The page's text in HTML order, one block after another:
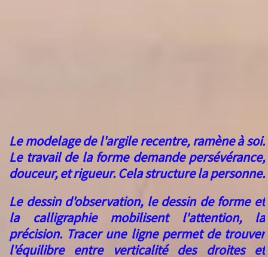
Le modelage de l'argile recentre, ramène à soi.
Le travail de la forme demande persévérance,
douceur, et rigueur.Cela structure la personne.
Le dessin d'observation, le dessin de forme et
la calligraphie mobilisent l'attention, la
précision. Tracer une ligne permet de trouver
l'équilibre entre verticalité des droites et